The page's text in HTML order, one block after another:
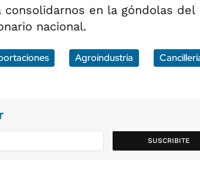
en la góndolas del
nacional.
Agroindustria
SUSCRIBITE